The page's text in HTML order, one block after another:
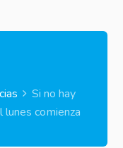
Si no hay
comienza